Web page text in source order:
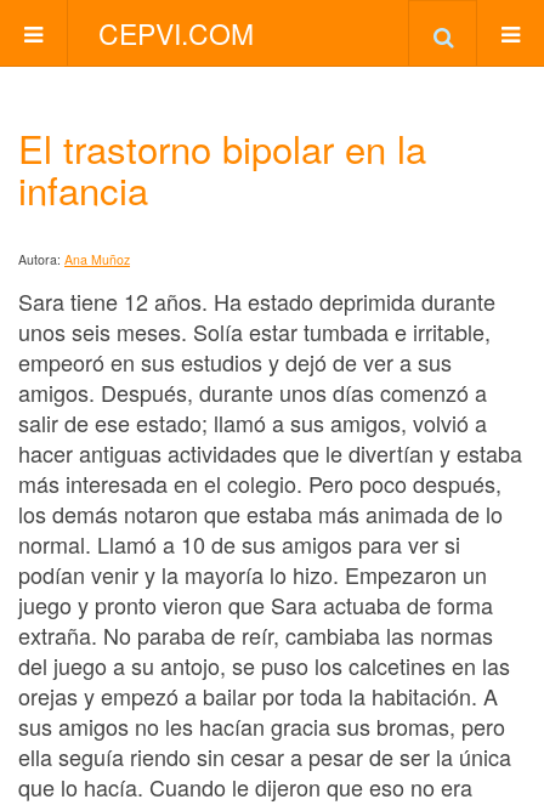
CEPVI.COM
El trastorno bipolar en la
infancia
Autora: Ana Muñoz
Sara tiene 12 años. Ha estado deprimida durante
unos seis meses. Solía estar tumbada e irritable,
empeoró en sus estudios y dejó de ver a sus
amigos. Después, durante unos días comenzó a
salir de ese estado; llamó a sus amigos, volvió a
hacer antiguas actividades que le divertían y estaba
más interesada en el colegio. Pero poco después,
los demás notaron que estaba más animada de lo
normal. Llamó a 10 de sus amigos para ver si
podían venir y la mayoría lo hizo. Empezaron un
juego y pronto vieron que Sara actuaba de forma
extraña. No paraba de reír, cambiaba las normas
del juego a su antojo, se puso los calcetines en las
orejas y empezó a bailar por toda la habitación. A
sus amigos no les hacían gracia sus bromas, pero
ella seguía riendo sin cesar a pesar de ser la única
que lo hacía. Cuando le dijeron que eso no era